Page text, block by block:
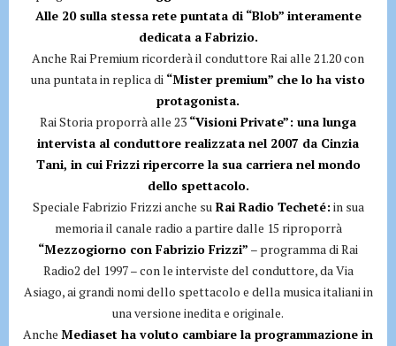
Alle 20 sulla stessa rete puntata di “Blob” interamente
dedicata a Fabrizio.
Anche Rai Premium ricorderà il conduttore Rai alle 21.20 con
una puntata in replica di “Mister premium” che lo ha visto
protagonista.
Rai Storia proporrà alle 23 “Visioni Private”: una lunga
intervista al conduttore realizzata nel 2007 da Cinzia
Tani, in cui Frizzi ripercorre la sua carriera nel mondo
dello spettacolo.
Speciale Fabrizio Frizzi anche suRai Radio Techeté: in sua
memoria il canale radio a partire dalle 15 riproporrà
“Mezzogiorno con Fabrizio Frizzi” – programma di Rai
Radio2 del 1997 – con le interviste del conduttore, da Via
Asiago, ai grandi nomi dello spettacolo e della musica italiani in
una versione inedita e originale.
Anche Mediaset ha voluto cambiare la programmazione in